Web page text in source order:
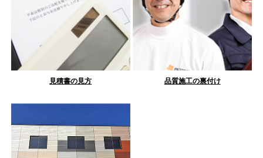
見積書の見方 品質施工の裏付け